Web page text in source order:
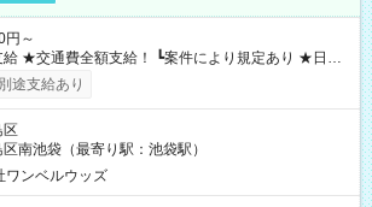
円～
あり ★日払
定あり） ┗働いたその日に現金GET♪ お仕事後はコ
日払い分を引き落とせます！ 【試用期間】試
途支給あり
区
南池袋（最寄り駅：池袋駅）
ワンベルウッズ